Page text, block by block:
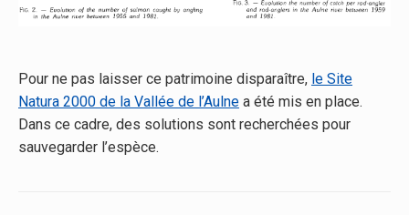
Pour ne pas laisser ce patrimoine disparaître, le Site
Natura 2000 de la Vallée de l’Aulne a été mis en place.
Dans ce cadre, des solutions sont recherchées pour
sauvegarder l’espèce.